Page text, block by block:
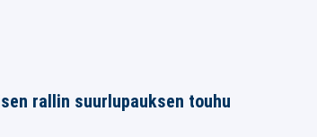
rallin suurlupauksen touhu